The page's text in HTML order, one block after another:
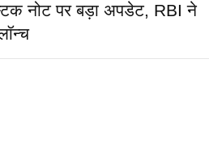
नोट पर बड़ा अपडेट, RBI ने